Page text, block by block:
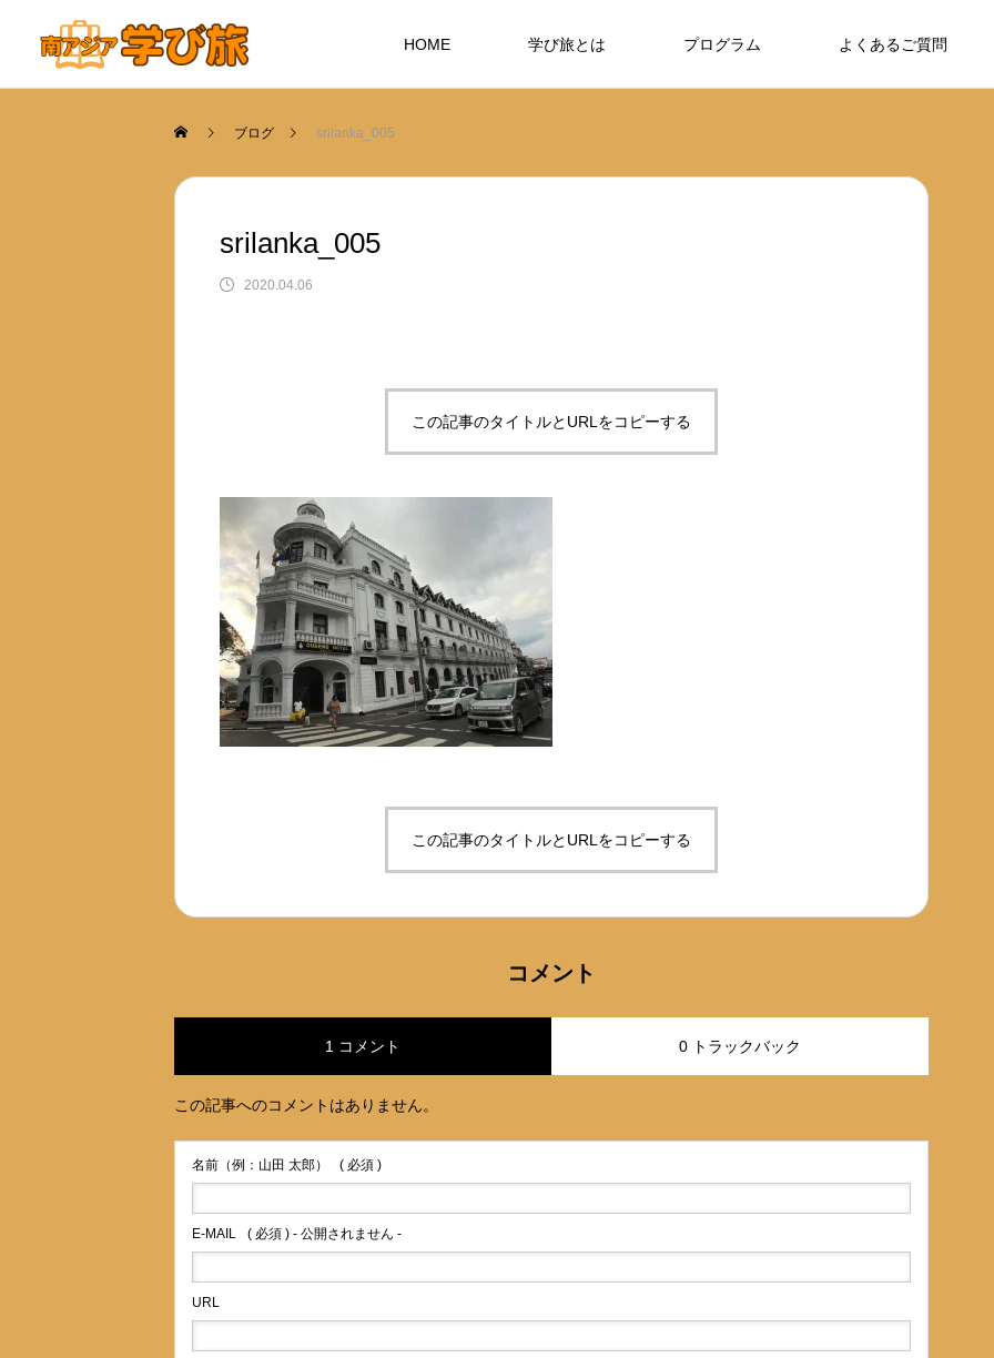
HOME 学び旅とは プログラム よくあるご質問
ブログ srilanka_005
srilanka_005
2020.04.06
この記事のタイトルとURLをコピーする
この記事のタイトルとURLをコピーする
コメント
1 コメント 0 トラックバック
この記事へのコメントはありません。
名前（例：山田 太郎） ( 必須 )
E-MAIL ( 必須 ) - 公開されません -
URL